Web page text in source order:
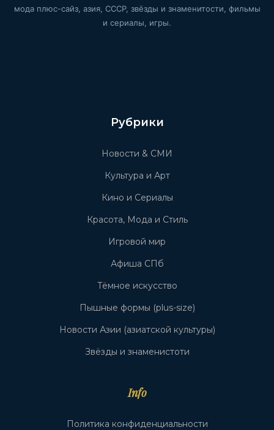
мода плюс-сайз, азия, СССР, звёзды и знаменитости, фильмы
и сериалы, игры.
Рубрики
Новости & СМИ
Культура и Арт
Кино и Сериалы
Красота, Мода и Стиль
Игровой мир
Афиша СПб
Тёмное искусство
Пышные формы (plus-size)
Новости Азии (азиатской культуры)
Звёзды и знаменистоти
Info
Политика конфиденциальности